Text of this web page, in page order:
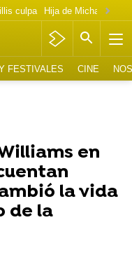
culpa
FESTIVALES CINE
en
la vida
de la